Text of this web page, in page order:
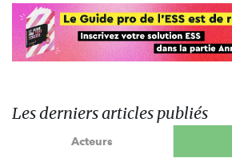
Les derniers articles publiés
Acteurs